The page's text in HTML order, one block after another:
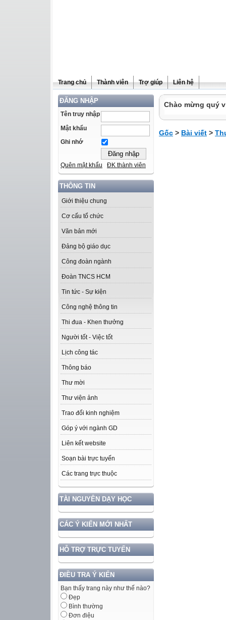
Trang chủ Thành viên Trợ giúp Liên hệ
ĐĂNG NHẬP
Tên truy nhập
Mật khẩu
Ghi nhớ
Quên mật khẩu ĐK thành viên
THÔNG TIN
Giới thiệu chung
Cơ cấu tổ chức
Văn bản mới
Đảng bộ giáo dục
Công đoàn ngành
Đoàn TNCS HCM
Tin tức - Sự kiện
Công nghệ thông tin
Thi đua - Khen thưởng
Người tốt - Việc tốt
Lịch công tác
Thông báo
Thư mời
Thư viện ảnh
Trao đổi kinh nghiệm
Góp ý với ngành GD
Liên kết website
Soạn bài trực tuyến
Các trang trực thuộc
TÀI NGUYÊN DẠY HỌC
CÁC Ý KIẾN MỚI NHẤT
HỖ TRỢ TRỰC TUYẾN
ĐIỀU TRA Ý KIẾN
Bạn thấy trang này như thế nào?
Đẹp
Bình thường
Đơn điệu
Chào mừng quý
Gốc > Bài viết >